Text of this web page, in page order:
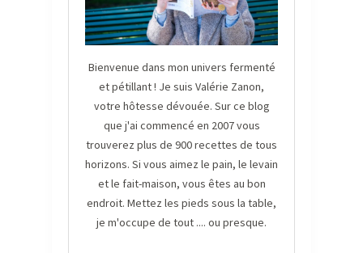
Bienvenue dans mon univers fermenté
et pétillant ! Je suis Valérie Zanon,
votre hôtesse dévouée. Sur ce blog
que j'ai commencé en 2007 vous
trouverez plus de 900 recettes de tous
horizons. Si vous aimez le pain, le levain
et le fait-maison, vous êtes au bon
endroit. Mettez les pieds sous la table,
je m'occupe de tout .... ou presque.